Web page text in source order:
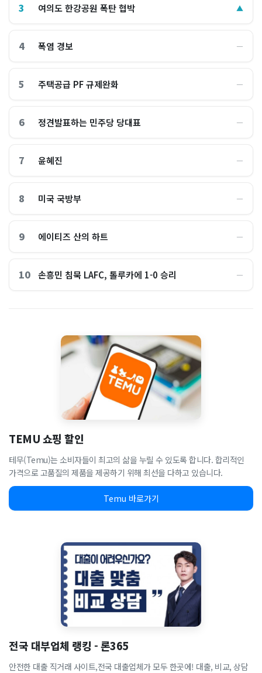
3 여의도 한강공원 폭탄 협박 ▲
4 폭염 경보 ―
5 주택공급 PF 규제완화 ―
6 정견발표하는 민주당 당대표 ―
7 윤혜진 ―
8 미국 국방부 ―
9 에이티즈 산의 하트 ―
10 손흥민 침묵 LAFC, 톨루카에 1-0 승리 ―
TEMU 쇼핑 할인
테무(Temu)는 소비자들이 최고의 삶을 누릴 수 있도록 합니다. 합리적인
가격으로 고품질의 제품을 제공하기 위해 최선을 다하고 있습니다.
Temu 바로가기
전국 대부업체 랭킹 - 론365
안전한 대출 직거래 사이트,전국 대출업체가 모두 한곳에! 대출, 비교, 상담